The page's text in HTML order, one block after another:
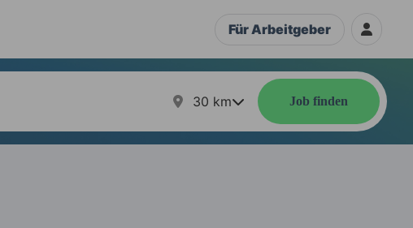
Für Arbeitgeber
30 km Job finden